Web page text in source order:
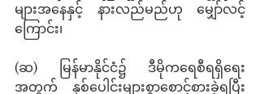
များအနေနှင့် နားလည်မည်ဟု မျှော်လင့်
ကြောင်း၊
(ဆ) မြန်မာနိုင်ငံ၌ ဒီမိုကရေစီရရှိရေး
အတွက် နှစ်ပေါင်းများစွာစောင့်စားခဲ့ရပြီး